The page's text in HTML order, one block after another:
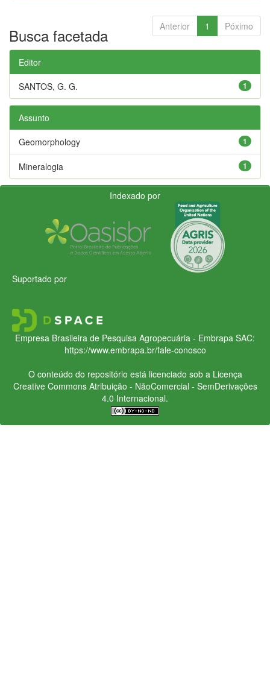
Anterior 1 Póximo
Busca facetada
Editor
1
SANTOS, G. G.
Assunto
1
Geomorphology
1
Mineralogia
Indexado por
Suportado por
Empresa Brasileira de Pesquisa Agropecuária - Embrapa SAC:
https://www.embrapa.br/fale-conosco
O conteúdo do repositório está licenciado sob a Licença
Creative CommonsAtribuição - NãoComercial - SemDerivações
4.0 Internacional.